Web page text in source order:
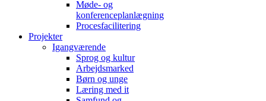
Møde- og
konferenceplanlægning
Procesfacilitering
Projekter
Igangværende
Sprog og kultur
Arbejdsmarked
Børn og unge
Læring med it